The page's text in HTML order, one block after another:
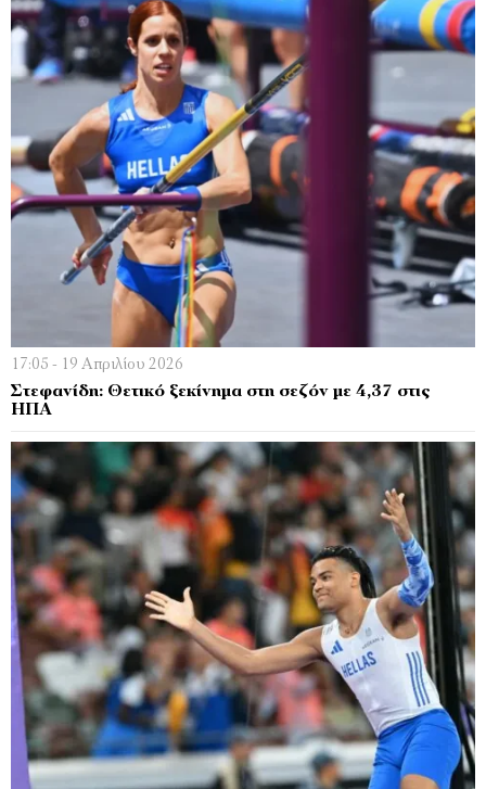
17:05 - 19 Απριλίου 2026
Στεφανίδη: Θετικό ξεκίνημα στη σεζόν με 4,37 στις
ΗΠΑ